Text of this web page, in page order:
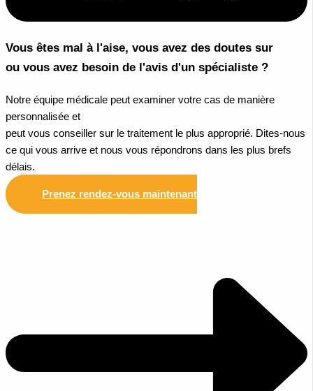
Vous êtes mal à l'aise, vous avez des doutes sur
ou vous avez besoin de l'avis d'un spécialiste ?
Notre équipe médicale peut examiner votre cas de manière
personnalisée et
peut vous conseiller sur le traitement le plus approprié. Dites-nous
ce qui vous arrive et nous vous répondrons dans les plus brefs
délais.
Prenez rendez-vous maintenant